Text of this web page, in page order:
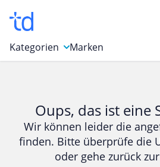
Kategorien
Bücher & Magazine
Computer & Elektronik
Entertainment & Media
Marken
Oups, das ist eine
Wir können leider die
finden. Bitte überprüfe die
oder gehe zurück